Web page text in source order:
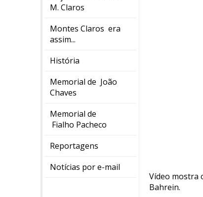
M. Claros
Montes Claros era
assim...
História
Memorial de João
Chaves
Memorial de
Fialho Pacheco
Reportagens
Notícias por e-mail
Vídeo mostra
Bahrein.